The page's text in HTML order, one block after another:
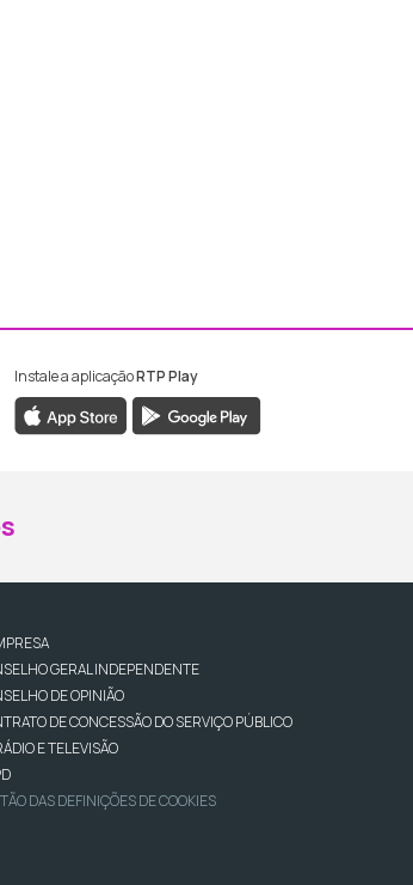
Madeira
RTP Madeira
Instale a aplicaçãoRTP Play
GERAL INDEPENDENTE
DE OPINIÃO
DE CONCESSÃO DO SERVIÇO PÚBLICO
E TELEVISÃO
DAS DEFINIÇÕES DE COOKIES